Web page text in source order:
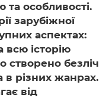
та особливості.
зарубіжної
аспектах:
всю історію
створено безліч
в різних жанрах.
від